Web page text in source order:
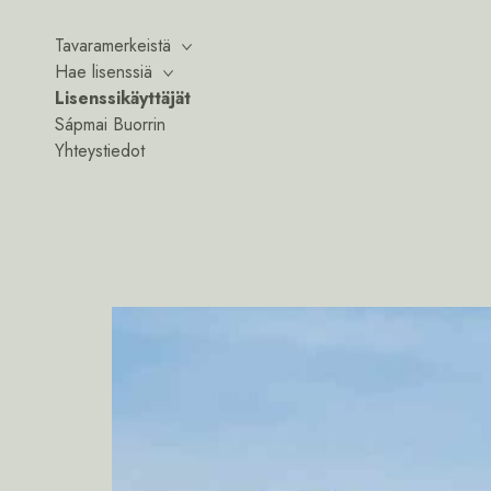
Tavaramerkeistä
Hae lisenssiä
Lisenssikäyttäjät
Sápmai Buorrin
Yhteystiedot